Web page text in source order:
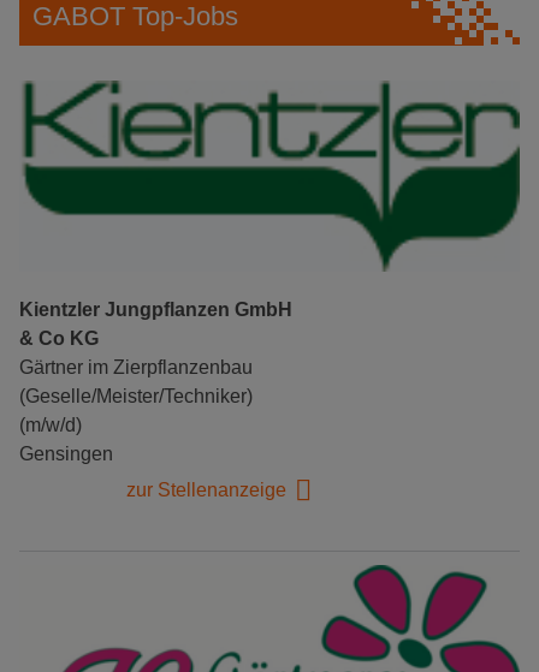
GABOT Top-Jobs
Kientzler Jungpflanzen GmbH
& Co KG
Gärtner im Zierpflanzenbau
(Geselle/Meister/Techniker)
(m/w/d)
Gensingen
zur Stellenanzeige